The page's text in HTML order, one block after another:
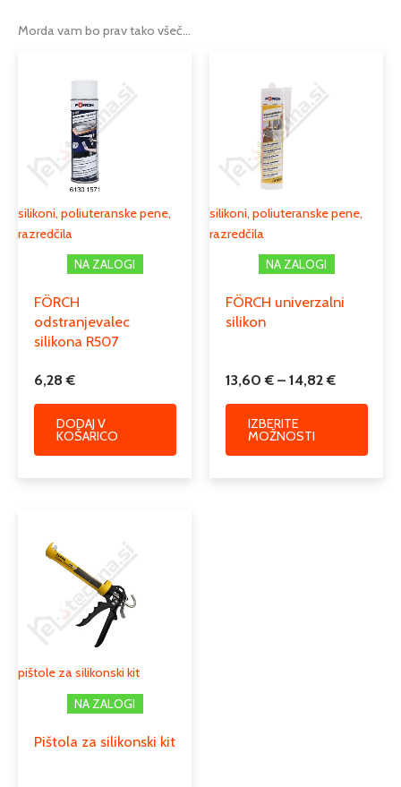
silikoni, poliuteranske pene,
Podkategorija3
Morda vam bo prav tako všeč…
silikoni, poliuteranske pene,
razredčila
NA ZALOGI
FÖRCH
odstranjevalec
silikona R507
6,28€
DODAJ V
KOŠARICO
silikoni, poliuteranske pene,
razredčila
NA ZALOGI
FÖRCH univerzalni
silikon
13,60€ – 14,82€
IZBERITE
MOŽNOSTI
pištole za silikonski kit
NA ZALOGI
Pištola za silikonski kit